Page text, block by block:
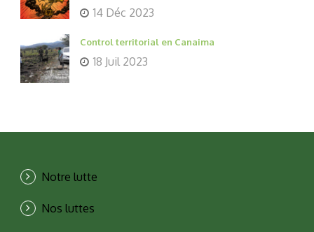
14 Déc 2023
Control territorial en Canaima
18 Juil 2023
Notre lutte
Nos luttes